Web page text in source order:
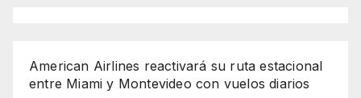
American Airlines reactivará su ruta estacional
entre Miami y Montevideo con vuelos diarios